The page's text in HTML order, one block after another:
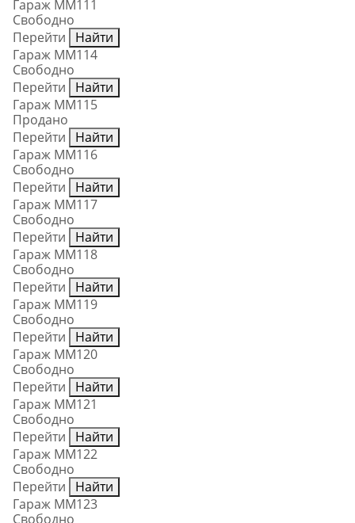
Гараж ММ111
Свободно
Перейти
Найти
Гараж ММ114
Свободно
Перейти
Найти
Гараж ММ115
Продано
Перейти
Найти
Гараж ММ116
Свободно
Перейти
Найти
Гараж ММ117
Свободно
Перейти
Найти
Гараж ММ118
Свободно
Перейти
Найти
Гараж ММ119
Свободно
Перейти
Найти
Гараж ММ120
Свободно
Перейти
Найти
Гараж ММ121
Свободно
Перейти
Найти
Гараж ММ122
Свободно
Перейти
Найти
Гараж ММ123
Свободно